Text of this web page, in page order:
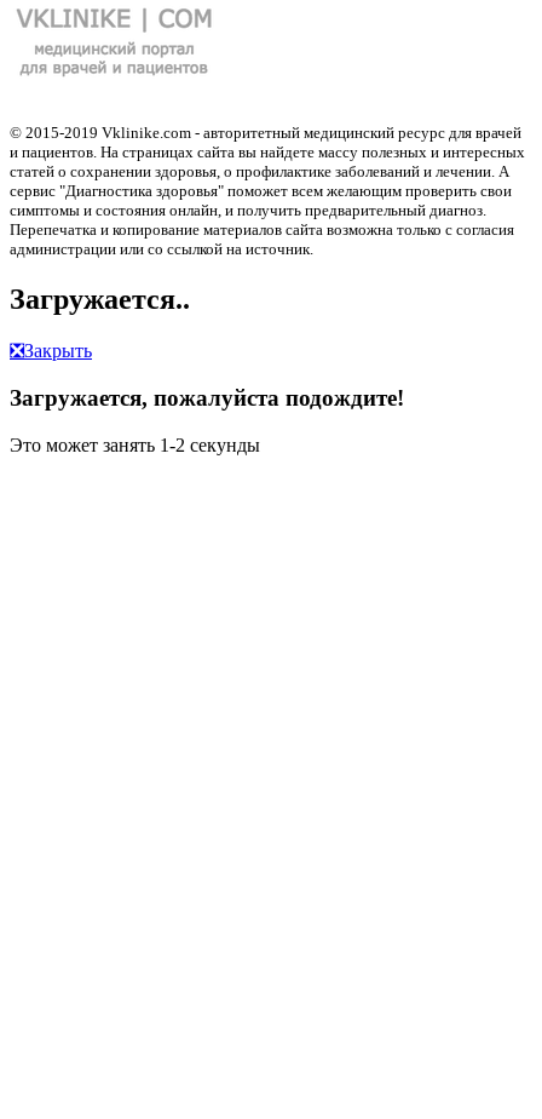
© 2015-2019 Vklinike.com - авторитетный медицинский ресурс для врачей
и пациентов. На страницах сайта вы найдете массу полезных и интересных
статей о сохранении здоровья, о профилактике заболеваний и лечении. А
сервис "Диагностика здоровья" поможет всем желающим проверить свои
симптомы и состояния онлайн, и получить предварительный диагноз.
Перепечатка и копирование материалов сайта возможна только с согласия
администрации или со ссылкой на источник.
Загружается..
❎Закрыть
Загружается, пожалуйста подождите!
Это может занять 1-2 секунды